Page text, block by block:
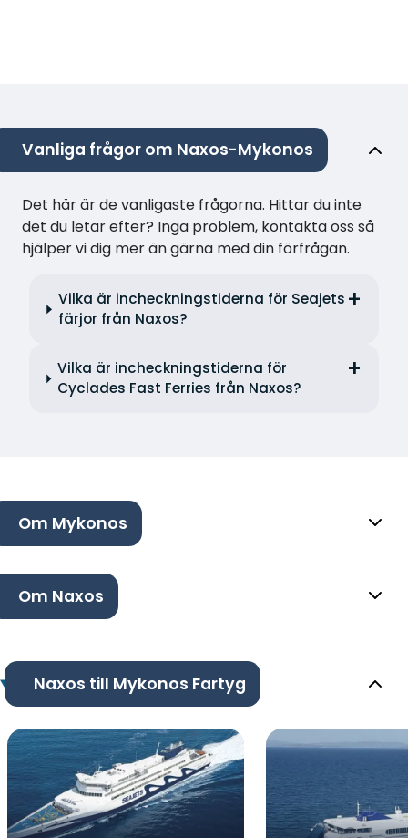
Vanliga frågor om Naxos-Mykonos
Det här är de vanligaste frågorna. Hittar du inte
det du letar efter? Inga problem, kontakta oss så
hjälper vi dig mer än gärna med din förfrågan.
Vilka är incheckningstiderna för Seajets
färjor från Naxos?
Vilka är incheckningstiderna för
Cyclades Fast Ferries från Naxos?
Om Mykonos
Om Naxos
Naxos till Mykonos Fartyg